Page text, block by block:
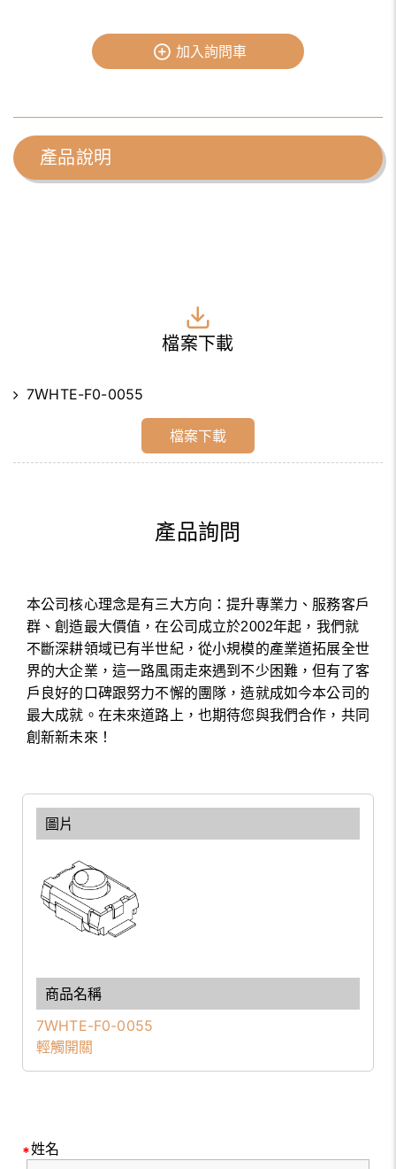
加入詢問車
產品說明
檔案下載
7ＷHTE-F0-0055
檔案下載
產品詢問
本公司核心理念是有三大方向：提升專業力、服務客戶
群、創造最大價值，在公司成立於2002年起，我們就
不斷深耕領域已有半世紀，從小規模的產業道拓展全世
界的大企業，這一路風雨走來遇到不少困難，但有了客
戶良好的口碑跟努力不懈的團隊，造就成如今本公司的
最大成就。在未來道路上，也期待您與我們合作，共同
創新新未來！
7ＷHTE-F0-0055
輕觸開關
姓名